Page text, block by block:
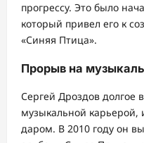
прогрессу. Это было
который привел его к
«Синяя Птица».
Прорыв на
Сергей Дроздов долгое
музыкальной карьерой,
даром. В 2010 году он